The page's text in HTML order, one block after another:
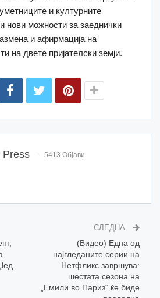
и културните
нови можности за заеднички
и афирмација на
на двете пријателски земји.
Press 5413 Објави
СЛЕДНА
(Видео) Една од
најгледаните серии на
Нетфликс завршува:
шестата сезона на
„Емили во Париз“ ќе биде